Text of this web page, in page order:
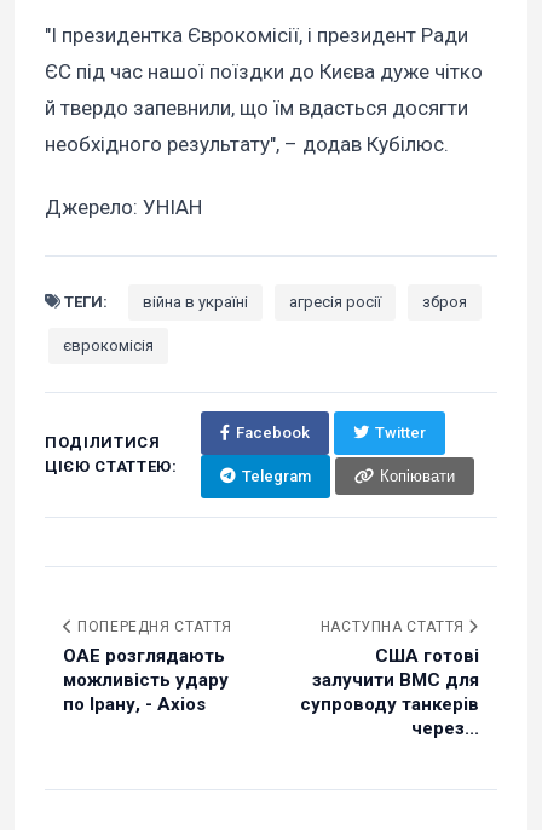
"І президентка Єврокомісії, і президент Ради
ЄС під час нашої поїздки до Києва дуже чітко
й твердо запевнили, що їм вдасться досягти
необхідного результату", – додав Кубілюс.
Джерело: УНІАН
ТЕГИ: війна в україні агресія росії зброя
єврокомісія
ПОДІЛИТИСЯ
ЦІЄЮ СТАТТЕЮ:
Facebook Twitter
Telegram Копіювати
ПОПЕРЕДНЯ СТАТТЯ
ОАЕ розглядають
можливість удару
по Ірану, - Axios
НАСТУПНА СТАТТЯ
США готові
залучити ВМС для
супроводу танкерів
через...